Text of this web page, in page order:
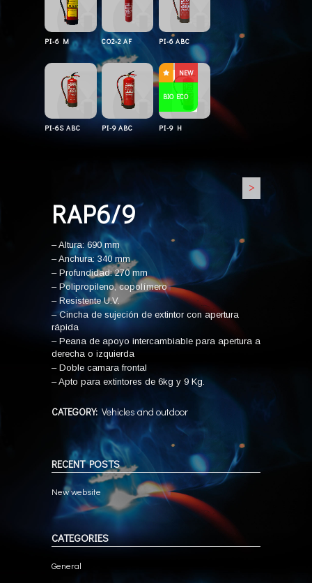
PI-6 M CO2-2 AF PI-6 ABC
PI-6S ABC PI-9 ABC
NEW
BIO ECO
PI-9 H
>
RAP6/9
– Altura: 690 mm
– Anchura: 340 mm
– Profundidad: 270 mm
– Polipropileno, copolímero
– Resistente U.V.
– Cincha de sujeción de extintor con apertura
rápida
– Peana de apoyo intercambiable para apertura a
derecha o izquierda
– Doble camara frontal
– Apto para extintores de 6kg y 9 Kg.
CATEGORY: Vehicles and outdoor
RECENT POSTS
New website
CATEGORIES
General